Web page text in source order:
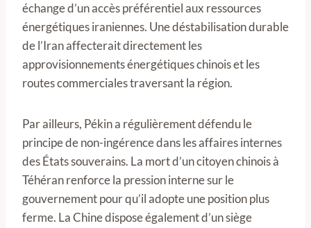
échange d’un accès préférentiel aux ressources
énergétiques iraniennes. Une déstabilisation durable
de l’Iran affecterait directement les
approvisionnements énergétiques chinois et les
routes commerciales traversant la région.
Par ailleurs, Pékin a régulièrement défendu le
principe de non-ingérence dans les affaires internes
des États souverains. La mort d’un citoyen chinois à
Téhéran renforce la pression interne sur le
gouvernement pour qu’il adopte une position plus
ferme. La Chine dispose également d’un siège